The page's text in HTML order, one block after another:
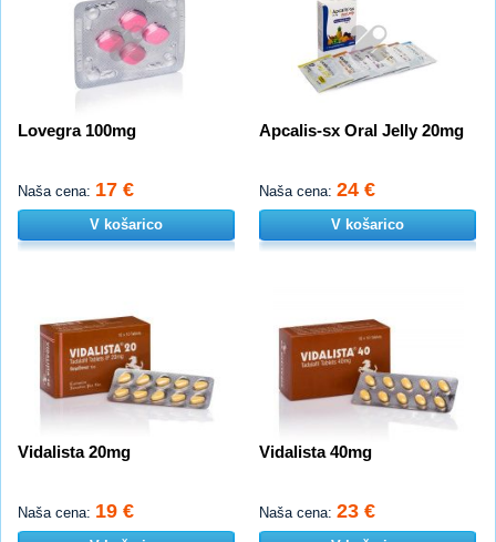
Lovegra 100mg
Naša cena: 17 €
V košarico
Apcalis-sx Oral Jelly 20mg
Naša cena: 24 €
V košarico
Vidalista 20mg
Naša cena: 19 €
Vidalista 40mg
Naša cena: 23 €